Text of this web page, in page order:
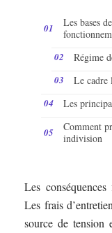
Les bases
Régime
Le cadre
Les
Comment
indivision
Les
Les frais
source de tension